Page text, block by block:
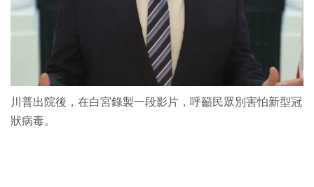
川普出院後，在白宮錄製一段影片，呼籲民眾別害怕新型冠
狀病毒。